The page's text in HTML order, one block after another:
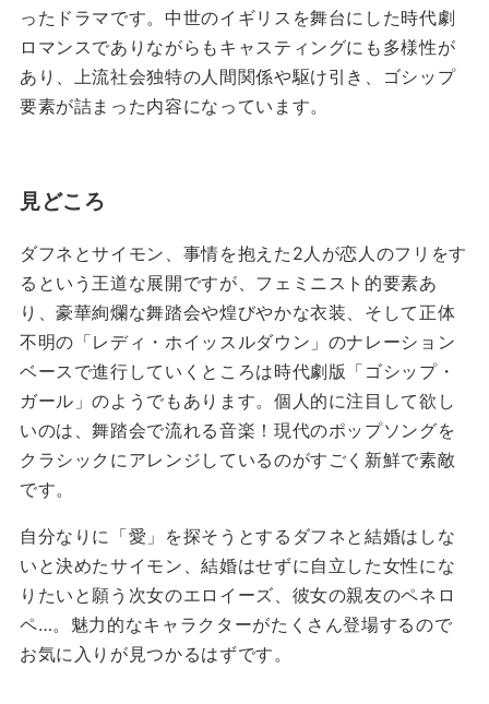
ったドラマです。中世のイギリスを舞台にした時代劇
ロマンスでありながらもキャスティングにも多様性が
あり、上流社会独特の人間関係や駆け引き、ゴシップ
要素が詰まった内容になっています。
見どころ
ダフネとサイモン、事情を抱えた2人が恋人のフリをす
るという王道な展開ですが、フェミニスト的要素あ
り、豪華絢爛な舞踏会や煌びやかな衣装、そして正体
不明の「レディ・ホイッスルダウン」のナレーション
ベースで進行していくところは時代劇版「ゴシップ・
ガール」のようでもあります。個人的に注目して欲し
いのは、舞踏会で流れる音楽！現代のポップソングを
クラシックにアレンジしているのがすごく新鮮で素敵
です。
自分なりに「愛」を探そうとするダフネと結婚はしな
いと決めたサイモン、結婚はせずに自立した女性にな
りたいと願う次女のエロイーズ、彼女の親友のペネロ
ペ…。魅力的なキャラクターがたくさん登場するので
お気に入りが見つかるはずです。